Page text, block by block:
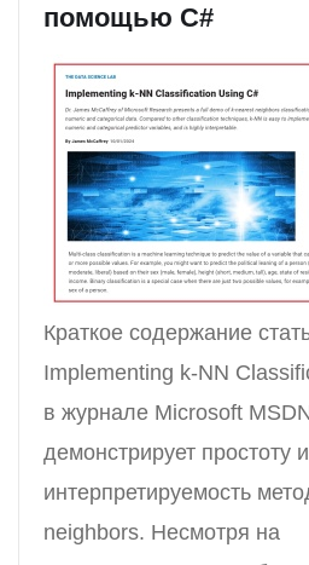
помощью C#
Краткое содержание
Implementing k-NN
в журнале Microsoft
демонстрирует простоту и
интерпретируемость
neighbors. Несмотря на